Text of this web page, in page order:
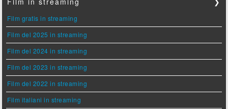
Film gratis in streaming
Film del 2025 in streaming
Film del 2024 in streaming
Film del 2023 in streaming
Film del 2022 in streaming
Film italiani in streaming